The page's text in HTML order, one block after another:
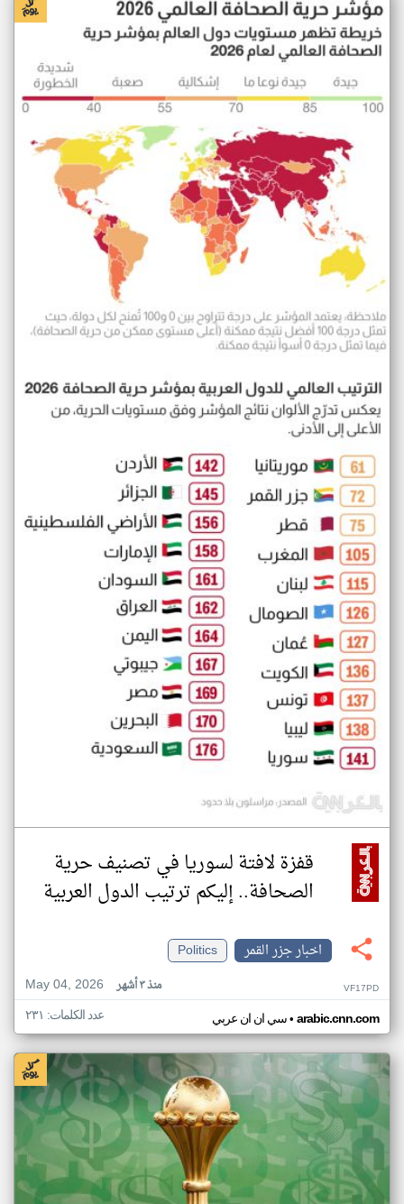
قفزة لافتة لسوريا في تصنيف حرية
الصحافة.. إليكم ترتيب الدول العربية
اخبار جزر القمر
Politics
May 04, 2026
منذ ٣ أشهر VF17PD
سي ان ان عربي• arabic.cnn.com عدد الكلمات: ٢٣١